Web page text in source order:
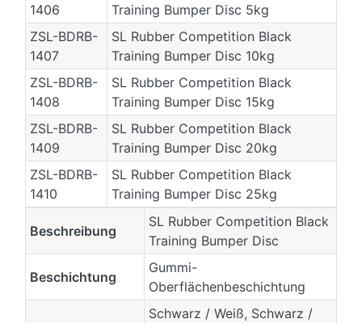
1406
Training Bumper Disc 5kg
ZSL-BDRB-
1407
SL Rubber Competition Black
Training Bumper Disc 10kg
ZSL-BDRB-
1408
SL Rubber Competition Black
Training Bumper Disc 15kg
ZSL-BDRB-
1409
SL Rubber Competition Black
Training Bumper Disc 20kg
ZSL-BDRB-
1410
SL Rubber Competition Black
Training Bumper Disc 25kg
Beschreibung
SL Rubber Competition Black
Training Bumper Disc
Beschichtung
Gummi-
Oberflächenbeschichtung
Schwarz / Weiß, Schwarz /